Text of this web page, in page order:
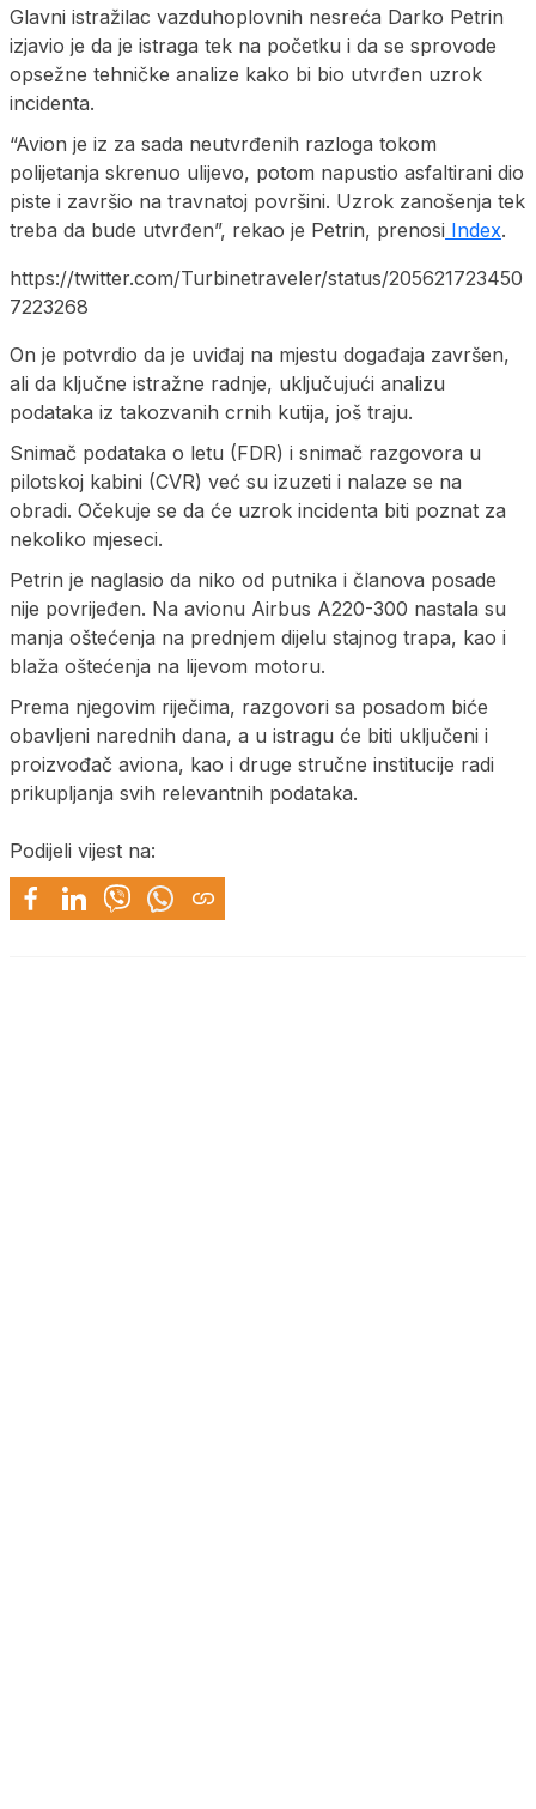
Glavni istražilac vazduhoplovnih nesreća Darko Petrin
izjavio je da je istraga tek na početku i da se sprovode
opsežne tehničke analize kako bi bio utvrđen uzrok
incidenta.
“Avion je iz za sada neutvrđenih razloga tokom
polijetanja skrenuo ulijevo, potom napustio asfaltirani dio
piste i završio na travnatoj površini. Uzrok zanošenja tek
treba da bude utvrđen”, rekao je Petrin, prenosi Index.
https://twitter.com/Turbinetraveler/status/205621723450
7223268
On je potvrdio da je uviđaj na mjestu događaja završen,
ali da ključne istražne radnje, uključujući analizu
podataka iz takozvanih crnih kutija, još traju.
Snimač podataka o letu (FDR) i snimač razgovora u
pilotskoj kabini (CVR) već su izuzeti i nalaze se na
obradi. Očekuje se da će uzrok incidenta biti poznat za
nekoliko mjeseci.
Petrin je naglasio da niko od putnika i članova posade
nije povrijeđen. Na avionu Airbus A220-300 nastala su
manja oštećenja na prednjem dijelu stajnog trapa, kao i
blaža oštećenja na lijevom motoru.
Prema njegovim riječima, razgovori sa posadom biće
obavljeni narednih dana, a u istragu će biti uključeni i
proizvođač aviona, kao i druge stručne institucije radi
prikupljanja svih relevantnih podataka.
Podijeli vijest na: